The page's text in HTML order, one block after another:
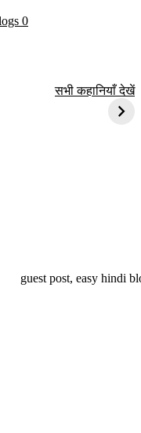
0
ऐतिहासिक स्थान
सभी कहानियाँ देखें